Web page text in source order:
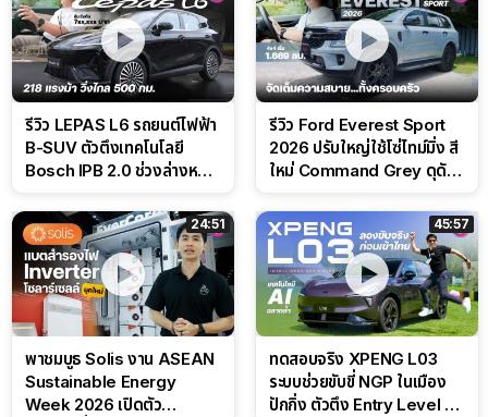
รีวิว LEPAS L6 รถยนต์ไฟฟ้า
B-SUV ตัวตึงเทคโนโลยี
Bosch IPB 2.0 ช่วงล่างหนึบ
รีวิว Ford Everest Sport
2026 ปรับใหญ่ใช้โซ่ไทม์มิ่ง สี
ใหม่ Command Grey ดุดัน
24:51
พาชมบูธ Solis งาน ASEAN
Sustainable Energy
Week 2026 เปิดตัว
45:57
ทดสอบจริง XPENG L03
ระบบช่วยขับขี่ NGP ในเมือง
ปักกิ่ง ตัวตึง Entry Level ที่